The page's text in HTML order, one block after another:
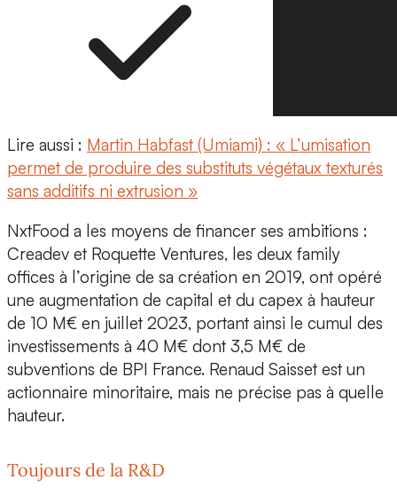
Lire aussi : Martin Habfast (Umiami) : « L’umisation
permet de produire des substituts végétaux texturés
sans additifs ni extrusion »
NxtFood a les moyens de financer ses ambitions :
Creadev et Roquette Ventures, les deux family
offices à l’origine de sa création en 2019, ont opéré
une augmentation de capital et du capex à hauteur
de 10 M€ en juillet 2023, portant ainsi le cumul des
investissements à 40 M€ dont 3,5 M€ de
subventions de BPI France. Renaud Saisset est un
actionnaire minoritaire, mais ne précise pas à quelle
hauteur.
Toujours de la R&D